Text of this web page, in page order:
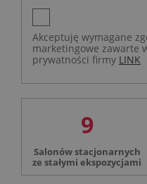
Akceptuję wymagane
marketingowe zawarte
prywatności firmy LINK
9
Salonów stacjonarnych
ze stałymi ekspozycjami